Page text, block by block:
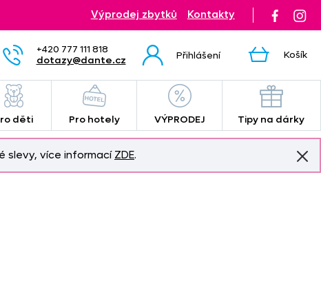
+420 777 111 818
dotazy@dante.cz
Přihlášení Košík
Výprodej zbytků Kontakty
děti Pro hotely VÝPRODEJ Tipy na dárky
slevy, více informací ZDE.